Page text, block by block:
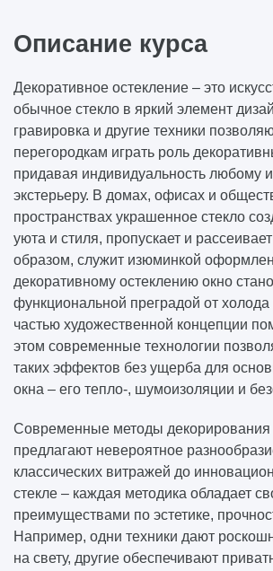
Описание курса
Декоративное остекление – это
обычное стекло в яркий элемент
гравировка и другие техники
перегородкам играть роль
придавая индивидуальность любому
экстерьеру. В домах, офисах и
пространствах украшенное стекло
уюта и стиля, пропускает и
образом, служит изюминкой
декоративному остеклению окно
функциональной преградой от
частью художественной концепции
этом современные технологии
таких эффектов без ущерба для
окна – его тепло-, шумоизоляции и
Современные методы декорирования
предлагают невероятное
классических витражей до
стекле – каждая методика обладает
преимуществами по эстетике,
Например, одни техники дают
на свету, другие обеспечивают